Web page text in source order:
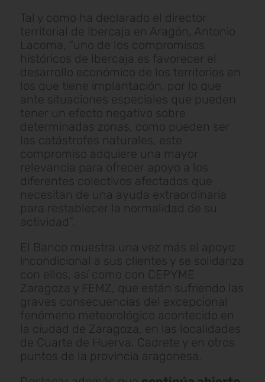
Tal y como ha declarado el director
territorial de Ibercaja en Aragón, Antonio
Lacoma, “uno de los compromisos
históricos de Ibercaja es favorecer el
desarrollo económico de los territorios en
los que tiene implantación, por lo que
ante situaciones especiales que pueden
tener un efecto negativo sobre
determinadas zonas, como pueden ser
las catástrofes naturales, este
compromiso adquiere una mayor
relevancia para ofrecer apoyo a los
diferentes colectivos afectados que
necesitan de una ayuda extraordinaria
para restablecer la normalidad de su
actividad”.
El Banco muestra una vez más el apoyo
incondicional a sus clientes y se solidariza
con ellos, así como con CEPYME
Zaragoza y FEMZ, que están sufriendo las
graves consecuencias del excepcional
fenómeno meteorológico acontecido en
la ciudad de Zaragoza, en las localidades
de Cuarte de Huerva, Cadrete y en otros
puntos de la provincia aragonesa.